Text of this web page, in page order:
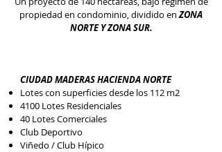
propiedad en condominio,dividido enZONA
NORTE Y ZONA SUR.
CIUDAD MADERAS HACIENDA NORTE
Lotes con superficies desde los 112 m2
4100 Lotes Residenciales
40 Lotes Comerciales
Club Deportivo
Viñedo / Club Hípico